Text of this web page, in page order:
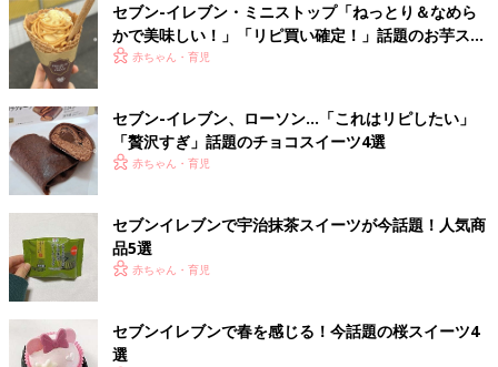
セブン-イレブン・ミニストップ「ねっとり＆なめら
かで美味しい！」「リピ買い確定！」話題のお芋スイ
ーツ4選
赤ちゃん・育児
セブン-イレブン、ローソン…「これはリピしたい」
「贅沢すぎ」話題のチョコスイーツ4選
赤ちゃん・育児
セブンイレブンで宇治抹茶スイーツが今話題！人気商
品5選
赤ちゃん・育児
セブンイレブンで春を感じる！今話題の桜スイーツ4
選